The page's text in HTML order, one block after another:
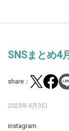
SNSまとめ4
share：
2023年4月3日
instagram